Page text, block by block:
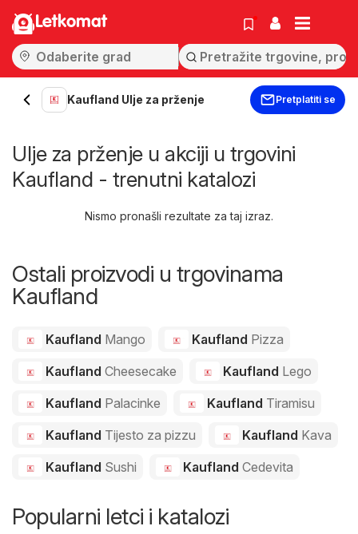
Letkomat
Kaufland Ulje za prženje Pretplatiti se
Ulje za prženje u akciji u trgovini
Kaufland - trenutni katalozi
Nismo pronašli rezultate za taj izraz.
Ostali proizvodi u trgovinama
Kaufland
Kaufland Mango Kaufland Pizza
Kaufland Cheesecake Kaufland Lego
Kaufland Palacinke Kaufland Tiramisu
Kaufland Tijesto za pizzu Kaufland Kava
Kaufland Sushi Kaufland Cedevita
Popularni letci i katalozi